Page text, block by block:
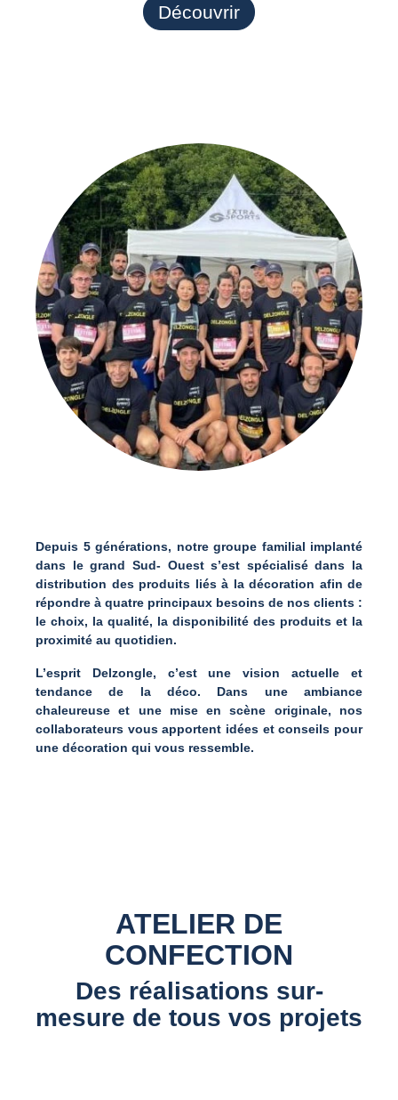
Découvrir
Depuis 5 générations, notre groupe familial implanté
dans le grand Sud- Ouest s’est spécialisé dans la
distribution des produits liés à la décoration afin de
répondre à quatre principaux besoins de nos clients :
le choix, la qualité, la disponibilité des produits et la
proximité au quotidien.
L’esprit Delzongle, c’est une vision actuelle et
tendance de la déco. Dans une ambiance
chaleureuse et une mise en scène originale, nos
collaborateurs vous apportent idées et conseils pour
une décoration qui vous ressemble.
ATELIER DE
CONFECTION
Des réalisations sur-
mesure de tous vos projets